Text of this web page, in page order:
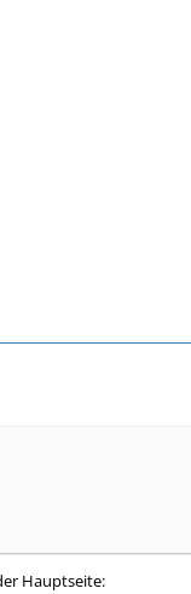
Hauptseite: